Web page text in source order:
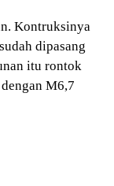
Kontruksinya
dipasang
itu rontok
M6,7